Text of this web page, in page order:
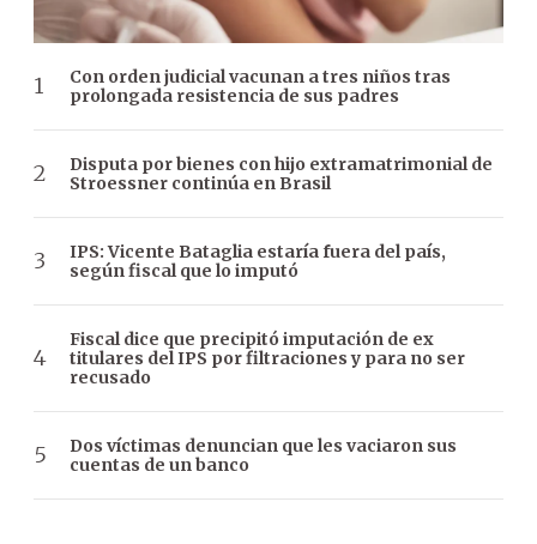
Con orden judicial vacunan a tres niños tras
prolongada resistencia de sus padres
Disputa por bienes con hijo extramatrimonial de
Stroessner continúa en Brasil
IPS: Vicente Bataglia estaría fuera del país,
según fiscal que lo imputó
Fiscal dice que precipitó imputación de ex
titulares del IPS por filtraciones y para no ser
recusado
Dos víctimas denuncian que les vaciaron sus
cuentas de un banco